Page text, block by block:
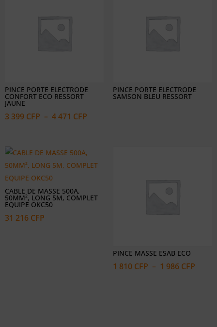
PINCE PORTE ELECTRODE
CONFORT ECO RESSORT
JAUNE
3 399 CFP – 4 471 CFP
3
399 CFP
PINCE PORTE ELECTRODE
SAMSON BLEU RESSORT
CABLE DE MASSE 500A,
50MM², LONG 5M, COMPLET
EQUIPE OKC50
31 216 CFP
PINCE MASSE ESAB ECO
1 810 CFP – 1 986 CFPPlage